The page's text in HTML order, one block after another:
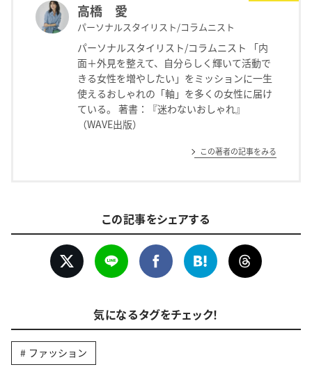
高橋 愛
パーソナルスタイリスト/コラムニスト
パーソナルスタイリスト/コラムニスト 「内
面＋外見を整えて、自分らしく輝いて活動で
きる女性を増やしたい」をミッションに一生
使えるおしゃれの「軸」を多くの女性に届け
ている。 著書：『迷わないおしゃれ』
（WAVE出版）
この著者の記事をみる
この記事をシェアする
気になるタグをチェック！
ファッション